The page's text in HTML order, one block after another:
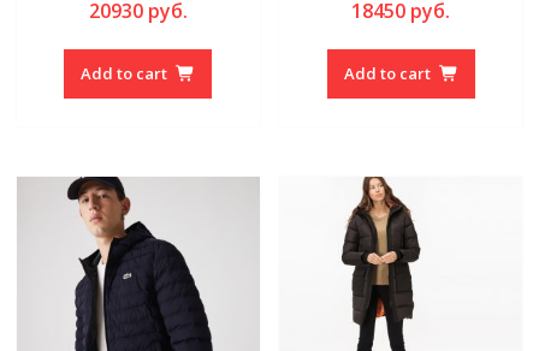
20930руб.
Add to cart
18450 руб.
Add to cart